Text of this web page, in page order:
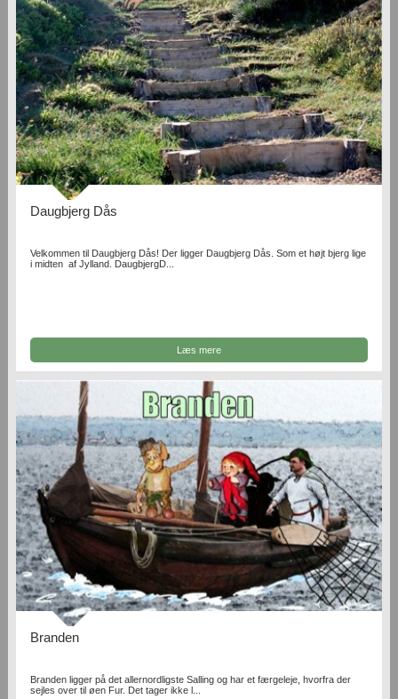
Daugbjerg Dås
Velkommen til Daugbjerg Dås! Der ligger Daugbjerg Dås. Som et højt bjerg lige
i midten af Jylland. DaugbjergD...
Læs mere
Branden
Branden ligger på det allernordligste Salling og har et færgeleje, hvorfra der
sejles over til øen Fur. Det tager ikke l...